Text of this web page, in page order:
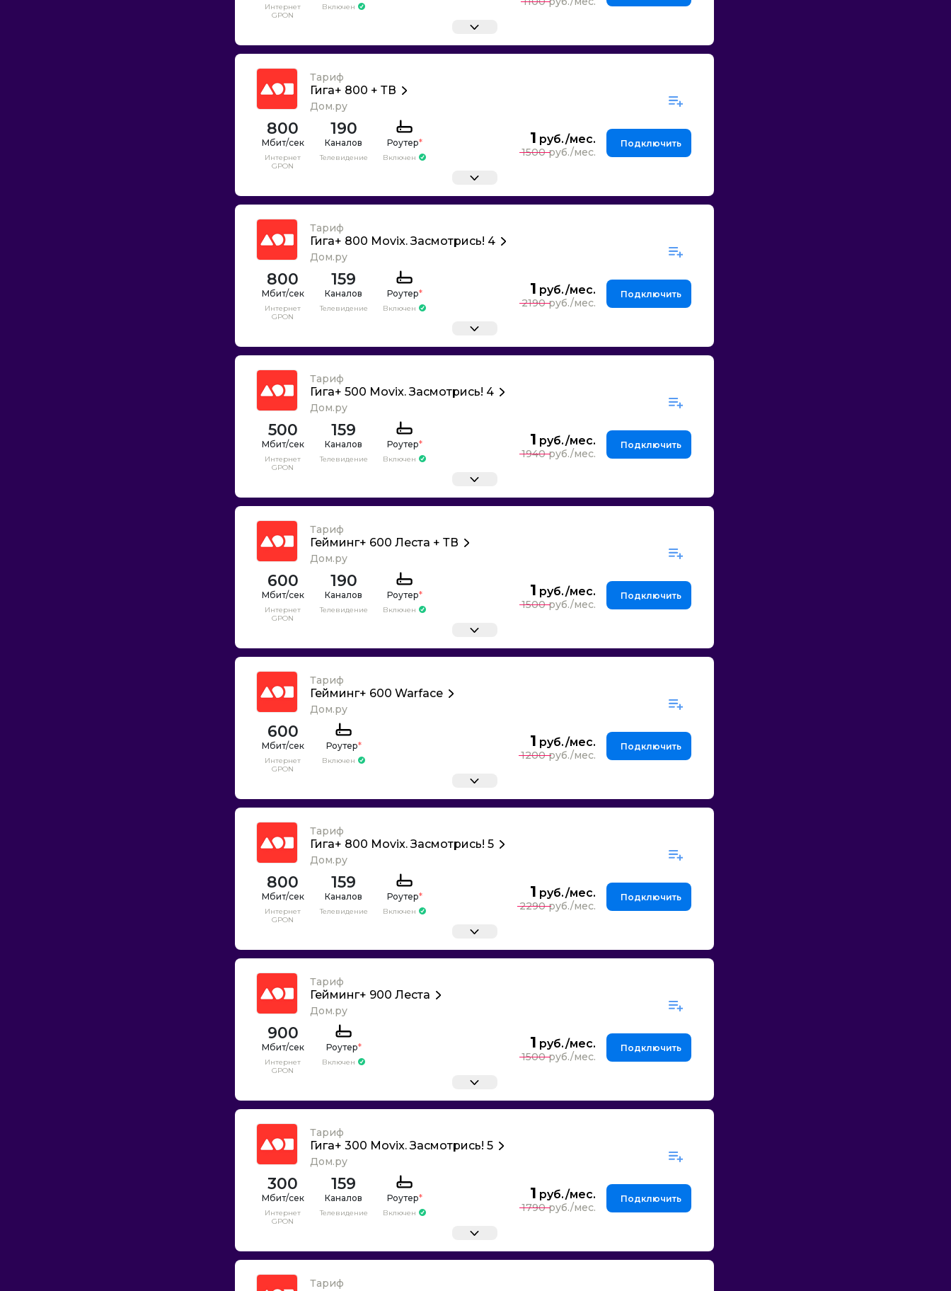
Интернет
GPON
Включен
Тариф
Гига+ 800 + ТВ
Дом.ру
800
Интернет
GPON
190
Каналов
Телевидение
Роутер*
Включен
1
1500
Подключить
Тариф
Гига+ 800 Movix. Засмотрись! 4
Дом.ру
800
Интернет
GPON
159
Каналов
Телевидение
Роутер*
Включен
1
2190
Подключить
Тариф
Гига+ 500 Movix. Засмотрись! 4
Дом.ру
500
Интернет
GPON
159
Каналов
Телевидение
Роутер*
Включен
1
1940
Подключить
Тариф
Гейминг+ 600 Леста + ТВ
Дом.ру
600
Интернет
GPON
190
Каналов
Телевидение
Роутер*
Включен
1
1500
Подключить
Тариф
Гейминг+ 600 Warface
Дом.ру
600
Интернет
GPON
Роутер*
Включен
1
1200
Подключить
Тариф
Гига+ 800 Movix. Засмотрись! 5
Дом.ру
800
Интернет
GPON
159
Каналов
Телевидение
Роутер*
Включен
1
2290
Подключить
Тариф
Гейминг+ 900 Леста
Дом.ру
900
Интернет
GPON
Роутер*
Включен
1
1500
Подключить
Тариф
Гига+ 300 Movix. Засмотрись! 5
Дом.ру
300
Интернет
GPON
159
Каналов
Телевидение
Роутер*
Включен
1
1790
Подключить
Тариф